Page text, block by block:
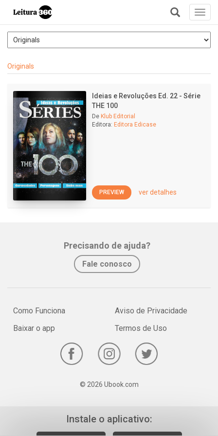
+
Originals
Ideias e Revoluções Ed. 22 - Série
THE 100
De Klub Editorial
Editora: Editora Edicase
PREVIEW ver detalhes
Precisando de ajuda?
Fale conosco
Como Funciona
Baixar o app
Aviso de Privacidade
Termos de Uso
© 2026 Ubook.com
Instale o aplicativo: